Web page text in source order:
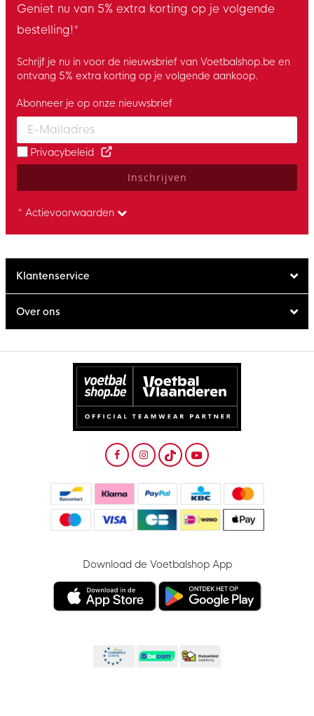
Geniet nu van 5% extra korting op je volgende
bestelling!*
Schrijf je nu in voor de nieuwsbrief van Voetbalshop.be en
ontvang 5% extra korting op je volgende aankoop.
Enter your email and accept the privacy policy to subscribe to
Abonneer je op onze nieuwsbrief
Privacybeleid
Inschrijven
* Actievoorwaarden
Klantenservice
Over ons
Download de Voetbalshop App